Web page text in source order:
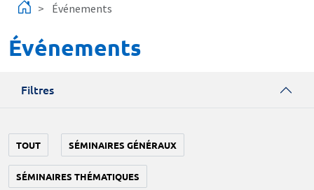
Événements
Événements
Filtres
TOUT SÉMINAIRES GÉNÉRAUX
SÉMINAIRES THÉMATIQUES